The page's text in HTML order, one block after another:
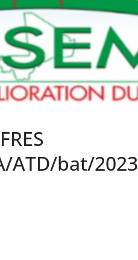
ATD/bat/2023